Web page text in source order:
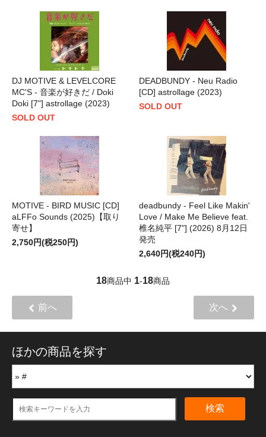
DJ MOTIVE & LEVELCORE
MC'S - 音楽が好きだ / Doki
Doki [7"] astrollage (2023)
SOLD OUT
DEADBUNDY - Neu Radio
[CD] astrollage (2023)
SOLD OUT
MOTIVE - BIRD MUSIC [CD]
aLFFo Sounds (2025)【取り
寄せ】
2,750円(税250円)
deadbundy - Feel Like Makin'
Love / Make Me Believe feat.
椎名純平 [7"] (2026) 8月12日
発売
2,640円(税240円)
18商品中 1-18商品
前へ 次へ
ほかの商品を探す
検索